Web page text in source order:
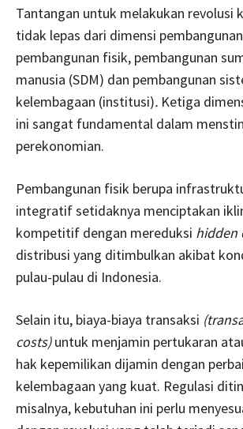
Tantangan untuk melakukan revolusi
tidak lepas dari dimensi
pembangunan fisik, pembangunan
manusia (SDM) dan pembangunan
kelembagaan (institusi). Ketiga
ini sangat fundamental dalam
perekonomian.
Pembangunan fisik berupa
integratif setidaknya menciptakan
kompetitif dengan mereduksi hidden
distribusi yang ditimbulkan akibat
pulau-pulau di Indonesia.
Selain itu, biaya-biaya transaksi
costs)untuk menjamin pertukaran
hak kepemilikan dijamin dengan
kelembagaan yang kuat. Regulasi
misalnya, kebutuhan ini perlu